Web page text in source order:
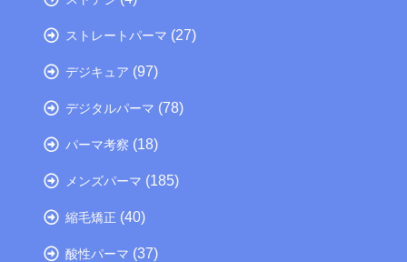
ストレートパーマ (27)
デジキュア (97)
デジタルパーマ (78)
パーマ考察 (18)
メンズパーマ (185)
縮毛矯正 (40)
酸性パーマ (37)